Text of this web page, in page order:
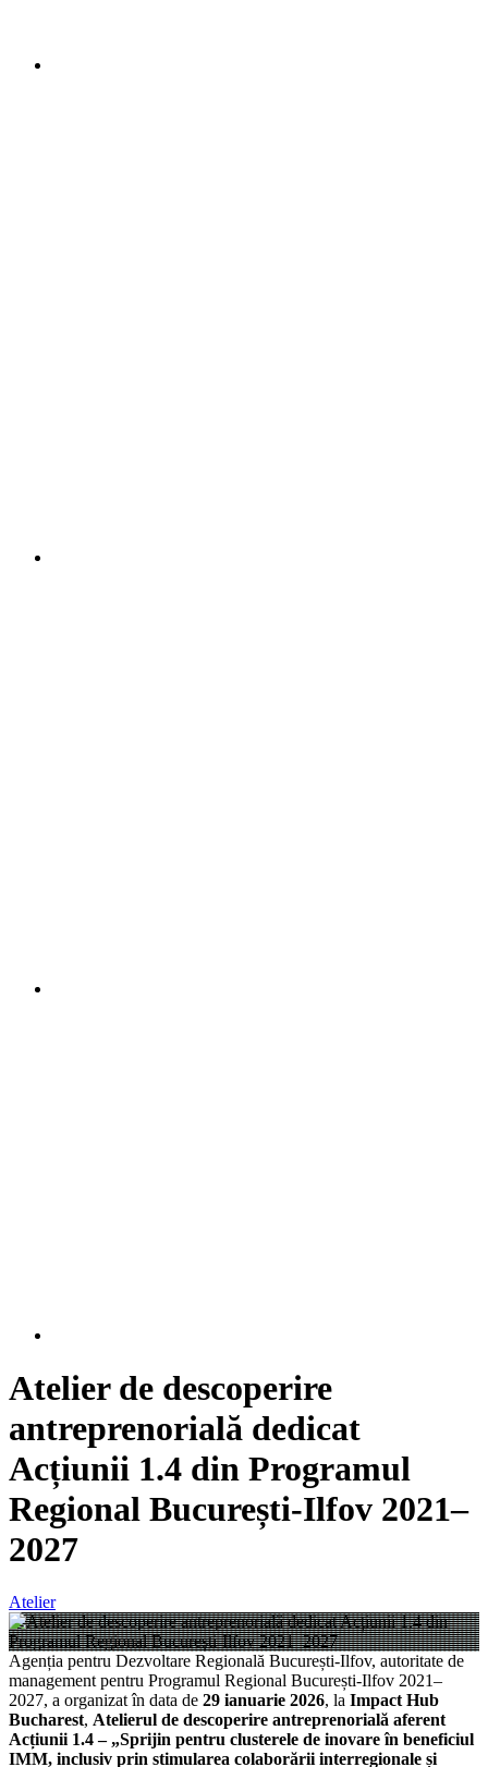
Atelier de descoperire
antreprenorială dedicat
Acțiunii 1.4 din Programul
Regional București-Ilfov 2021–
2027
Atelier
Agenția pentru Dezvoltare Regională București-Ilfov, autoritate de
management pentru Programul Regional București-Ilfov 2021–
2027, a organizat în data de 29 ianuarie 2026, la Impact Hub
Bucharest, Atelierul de descoperire antreprenorială aferent
Acțiunii 1.4 – „Sprijin pentru clusterele de inovare în beneficiul
IMM, inclusiv prin stimularea colaborării interregionale și